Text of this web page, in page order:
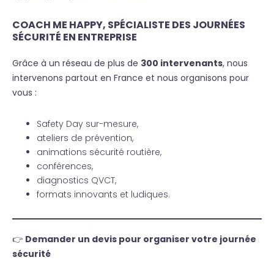
COACH ME HAPPY, SPÉCIALISTE DES JOURNÉES
SÉCURITÉ EN ENTREPRISE
Grâce à un réseau de plus de 300 intervenants, nous
intervenons partout en France et nous organisons pour
vous :
Safety Day sur-mesure,
ateliers de prévention,
animations sécurité routière,
conférences,
diagnostics QVCT,
formats innovants et ludiques.
👉 Demander un devis pour organiser votre journée
sécurité